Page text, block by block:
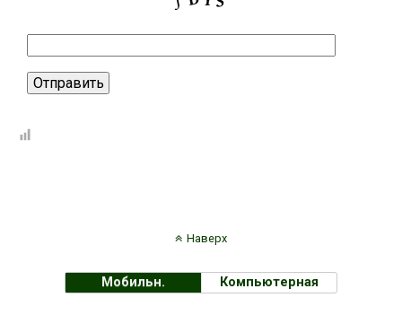
Наверх
Мобильн. Компьютерная